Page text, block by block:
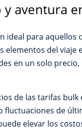
aventura
ideal para
elementos del
en un solo
de las tarifas
fluctuaciones de
elevar los